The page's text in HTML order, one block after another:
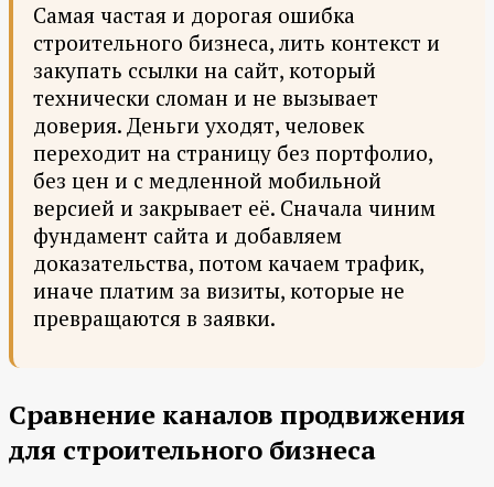
Самая частая и дорогая ошибка
строительного бизнеса, лить контекст и
закупать ссылки на сайт, который
технически сломан и не вызывает
доверия. Деньги уходят, человек
переходит на страницу без портфолио,
без цен и с медленной мобильной
версией и закрывает её. Сначала чиним
фундамент сайта и добавляем
доказательства, потом качаем трафик,
иначе платим за визиты, которые не
превращаются в заявки.
Сравнение каналов продвижения
для строительного бизнеса